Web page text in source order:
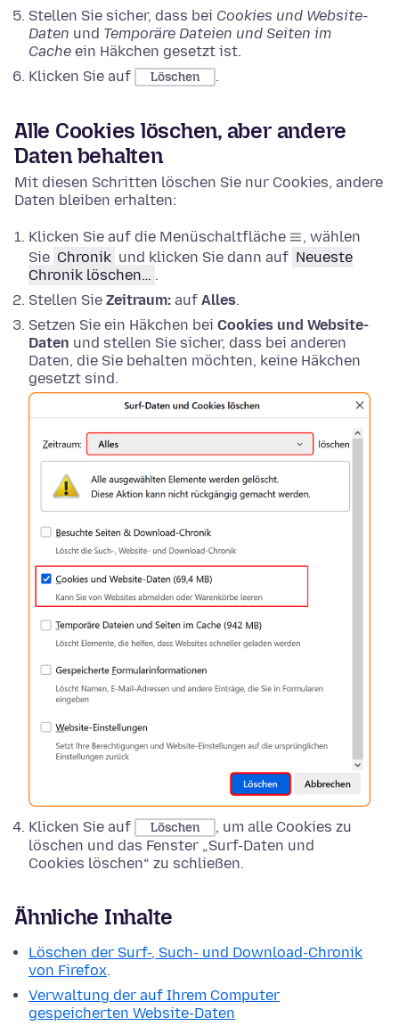
Stellen Sie sicher, dass bei Cookies und Website-
Daten und Temporäre Dateien und Seiten im
Cache ein Häkchen gesetzt ist.
Klicken Sie auf
Löschen .
Alle Cookies löschen, aber andere
Daten behalten
Mit diesen Schritten löschen Sie nur Cookies, andere
Daten bleiben erhalten:
Klicken Sie auf die Menüschaltfläche
, wählen
Sie Chronik und klicken Sie dann auf Neueste
Chronik löschen… .
Stellen Sie Zeitraum: auf Alles.
Setzen Sie ein Häkchen bei Cookies und Website-
Daten und stellen Sie sicher, dass bei anderen
Daten, die Sie behalten möchten, keine Häkchen
gesetzt sind.
Klicken Sie auf Löschen
, um alle Cookies zu
löschen und das Fenster „Surf-Daten und
Cookies löschen“ zu schließen.
Ähnliche Inhalte
Löschen der Surf-, Such- und Download-Chronik
von Firefox.
Verwaltung der auf Ihrem Computer
gespeicherten Website-Daten